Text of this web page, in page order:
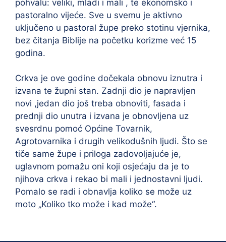
pohvalu: veliki, mladi i mali , te ekonomsko i
pastoralno vijeće. Sve u svemu je aktivno
uključeno u pastoral župe preko stotinu vjernika,
bez čitanja Biblije na početku korizme već 15
godina.
Crkva je ove godine dočekala obnovu iznutra i
izvana te župni stan. Zadnji dio je napravljen
novi ,jedan dio još treba obnoviti, fasada i
prednji dio unutra i izvana je obnovljena uz
svesrdnu pomoć Općine Tovarnik,
Agrotovarnika i drugih velikodušnih ljudi. Što se
tiče same župe i priloga zadovoljajuće je,
uglavnom pomažu oni koji osjećaju da je to
njihova crkva i rekao bi mali i jednostavni ljudi.
Pomalo se radi i obnavlja koliko se može uz
moto „Koliko tko može i kad može“.